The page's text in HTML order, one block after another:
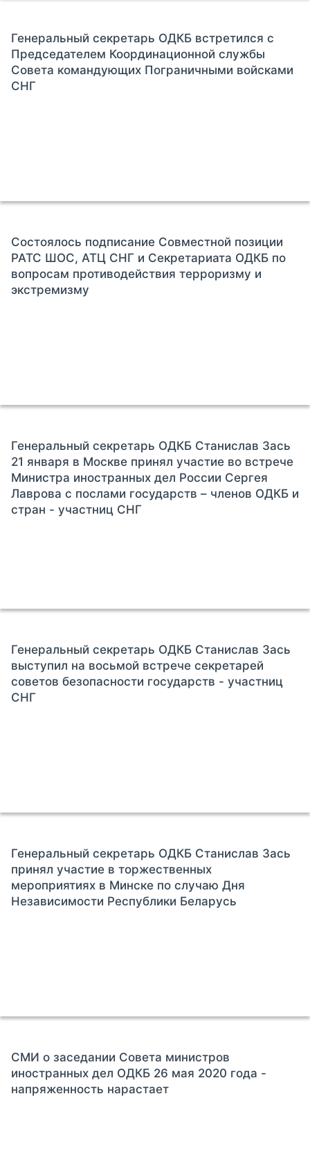
Генеральный секретарь ОДКБ встретился с
Председателем Координационной службы
Совета командующих Пограничными войсками
СНГ
Состоялось подписание Совместной позиции
РАТС ШОС, АТЦ СНГ и Секретариата ОДКБ по
вопросам противодействия терроризму и
экстремизму
Генеральный секретарь ОДКБ Станислав Зась
21 января в Москве принял участие во встрече
Министра иностранных дел России Сергея
Лаврова с послами государств – членов ОДКБ и
стран - участниц СНГ
Генеральный секретарь ОДКБ Станислав Зась
выступил на восьмой встрече секретарей
советов безопасности государств - участниц
СНГ
Генеральный секретарь ОДКБ Станислав Зась
принял участие в торжественных
мероприятиях в Минске по случаю Дня
Независимости Республики Беларусь
СМИ о заседании Совета министров
иностранных дел ОДКБ 26 мая 2020 года -
напряженность нарастает